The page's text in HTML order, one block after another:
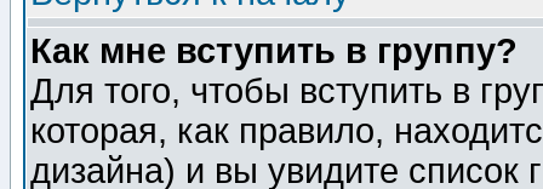
Как мне вступить в группу?
Для того, чтобы вступить в
которая, как правило,
дизайна) и вы увидите список